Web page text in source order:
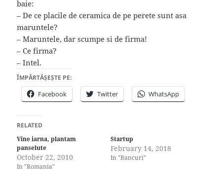
baie:
– De ce placile de ceramica de pe perete sunt asa
maruntele?
– Maruntele, dar scumpe si de firma!
– Ce firma?
– Intel.
ÎMPĂRTĂȘEȘTE PE:
Facebook Twitter WhatsApp
RELATED
Vine iarna, plantam
panselute
October 22, 2010
In "Romania"
Startup
February 14, 2018
In "Bancuri"